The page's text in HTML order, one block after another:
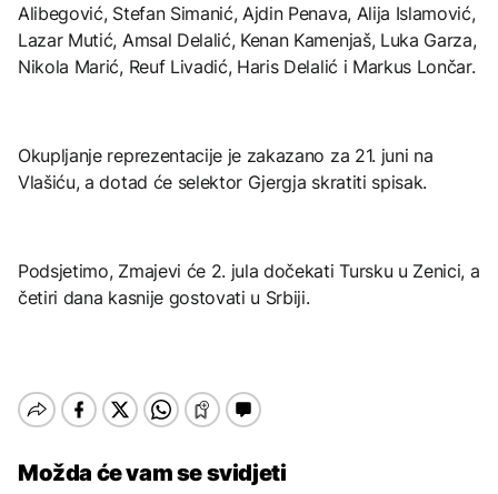
Alibegović, Stefan Simanić, Ajdin Penava, Alija Islamović,
Lazar Mutić, Amsal Delalić, Kenan Kamenjaš, Luka Garza,
Nikola Marić, Reuf Livadić, Haris Delalić i Markus Lončar.
Okupljanje reprezentacije je zakazano za 21. juni na
Vlašiću, a dotad će selektor Gjergja skratiti spisak.
Podsjetimo, Zmajevi će 2. jula dočekati Tursku u Zenici, a
četiri dana kasnije gostovati u Srbiji.
Možda će vam se svidjeti